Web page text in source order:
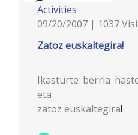
Activities
09/20/2007 | 1037
Zatoz euskaltegira!
Ikasturte berria
eta
zatoz euskaltegira!